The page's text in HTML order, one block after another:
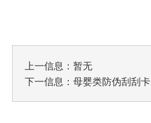
上一信息：暂无
下一信息： 母婴类防伪刮刮卡